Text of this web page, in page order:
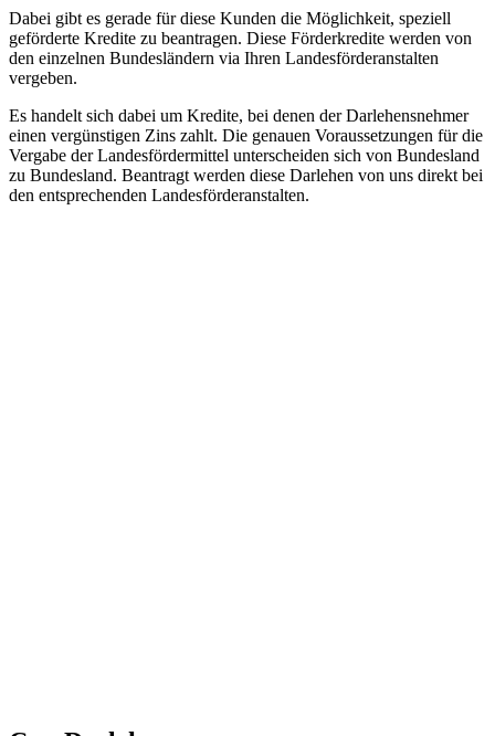
Dabei gibt es gerade für diese Kunden die Möglichkeit, speziell
geförderte Kredite zu beantragen. Diese Förderkredite werden von
den einzelnen Bundesländern via Ihren Landesförderanstalten
vergeben.
Es handelt sich dabei um Kredite, bei denen der Darlehensnehmer
einen vergünstigen Zins zahlt. Die genauen Voraussetzungen für die
Vergabe der Landesfördermittel unterscheiden sich von Bundesland
zu Bundesland. Beantragt werden diese Darlehen von uns direkt bei
den entsprechenden Landesförderanstalten.